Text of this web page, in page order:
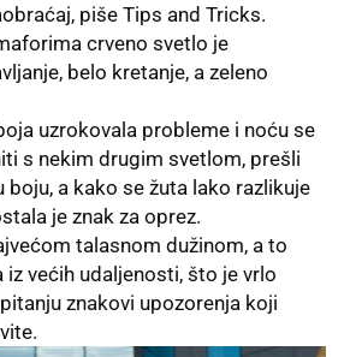
piše Tips and Tricks.
crveno svetlo je
belo kretanje, a zeleno
uzrokovala probleme i noću se
s nekim drugim svetlom, prešli
boju, a kako se žuta lako razlikuje
je znak za oprez.
talasnom dužinom, a to
iz većih udaljenosti, što je vrlo
znakovi upozorenja koji